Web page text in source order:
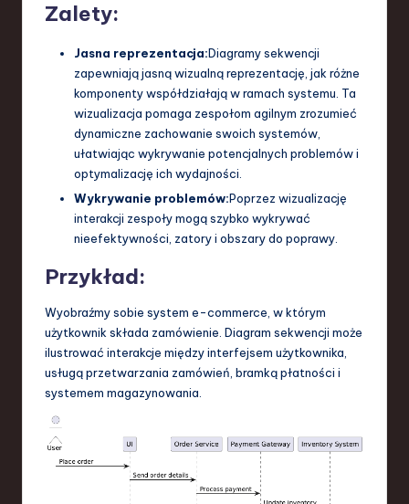
Zalety:
Jasna reprezentacja:Diagramy sekwencji
zapewniają jasną wizualną reprezentację, jak różne
komponenty współdziałają w ramach systemu. Ta
wizualizacja pomaga zespołom agilnym zrozumieć
dynamiczne zachowanie swoich systemów,
ułatwiając wykrywanie potencjalnych problemów i
optymalizację ich wydajności.
Wykrywanie problemów:Poprzez wizualizację
interakcji zespoły mogą szybko wykrywać
nieefektywności, zatory i obszary do poprawy.
Przykład:
Wyobraźmy sobie system e-commerce, w którym
użytkownik składa zamówienie. Diagram sekwencji może
ilustrować interakcje między interfejsem użytkownika,
usługą przetwarzania zamówień, bramką płatności i
systemem magazynowania.